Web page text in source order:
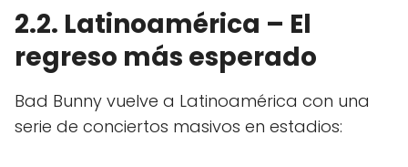
2.2. Latinoamérica – El
regreso más esperado
Bad Bunny vuelve a Latinoamérica con una
serie de conciertos masivos en estadios: